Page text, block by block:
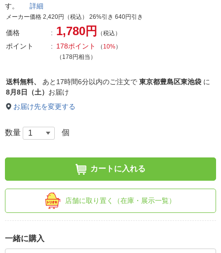
す。 詳細
メーカー価格 2,420円（税込） 26%引き 640円引き
価格 1,780円 （税込）
ポイント 178ポイント （ 10%）
（178円相当）
送料無料、 あと 17時間6分以内のご注文で 東京都豊島区東池袋 に
8月8日（土） お届け
お届け先を変更する
数量 個
カートに入れる
店舗に取り置く（在庫・展示一覧）
一緒に購入